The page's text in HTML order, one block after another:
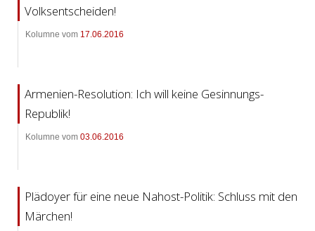
Volksentscheiden!
Kolumne vom 17.06.2016
Armenien-Resolution: Ich will keine Gesinnungs-
Republik!
Kolumne vom 03.06.2016
Plädoyer für eine neue Nahost-Politik: Schluss mit den
Märchen!